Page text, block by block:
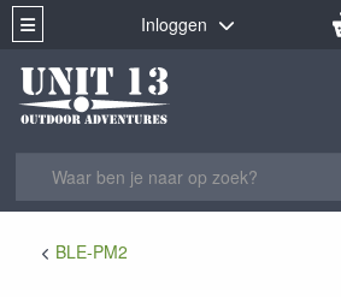
Inloggen
BLE-PM2